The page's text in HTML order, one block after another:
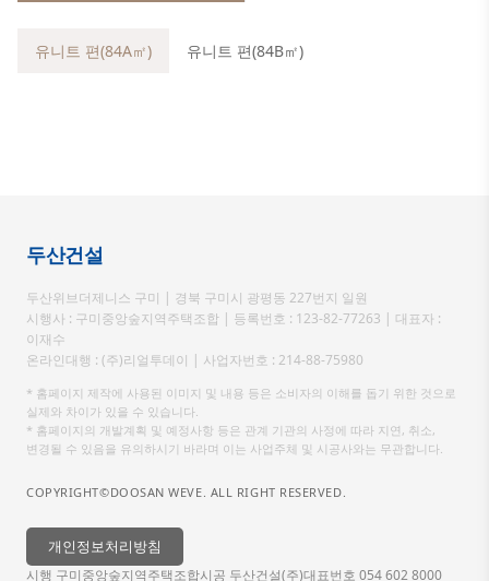
유니트 편(84A㎡) 유니트 편(84B㎡)
두산건설
두산위브더제니스 구미 | 경북 구미시 광평동 227번지 일원
시행사 : 구미중앙숲지역주택조합 | 등록번호 : 123-82-77263 | 대표자 :
이재수
온라인대행 : (주)리얼투데이 | 사업자번호 : 214-88-75980
* 홈페이지 제작에 사용된 이미지 및 내용 등은 소비자의 이해를 돕기 위한 것으로
실제와 차이가 있을 수 있습니다.
* 홈페이지의 개발계획 및 예정사항 등은 관계 기관의 사정에 따라 지연, 취소,
변경될 수 있음을 유의하시기 바라며 이는 사업주체 및 시공사와는 무관합니다.
COPYRIGHT©DOOSAN WEVE. ALL RIGHT RESERVED.
개인정보처리방침
시행 구미중앙숲지역주택조합시공 두산건설(주)대표번호 054 602 8000